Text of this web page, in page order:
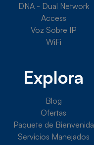
DNA - Dual Network
Access
Voz Sobre IP
WiFi
Explora
Blog
Ofertas
Paquete de Bienvenida
Servicios Manejados